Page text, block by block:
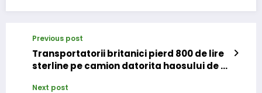
Previous post
Transportatorii britanici pierd 800 de lire
sterline pe camion datorita haosului de la
Next post